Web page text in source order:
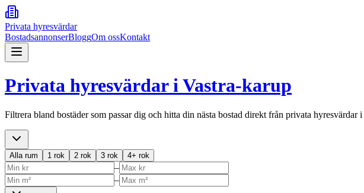
Privata hyresvärdar
BostadsannonserBloggOm ossKontakt
Privata hyresvärdar iVastra-karup
Filtrera bland bostäder som passar dig och hitta din nästa bostad direkt från privata hyresvärdar i
Alla rum 1 rok 2 rok 3 rok 4+ rok
–
–